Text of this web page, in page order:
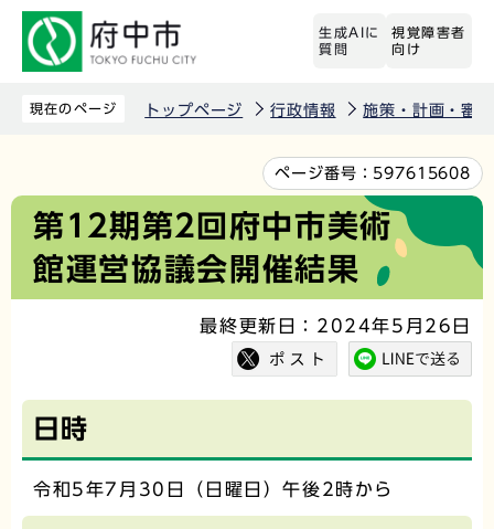
先
生成AIに
質問
視覚障害者
向け
現在のページ トップページ 行政情報 施策・計画・審
文
か
ページ番号： 597615608
第12期第2回府中市美術
館運営協議会開催結果
最終更新日：2024年5月26日
日時
令和5年7月30日（日曜日）午後2時から